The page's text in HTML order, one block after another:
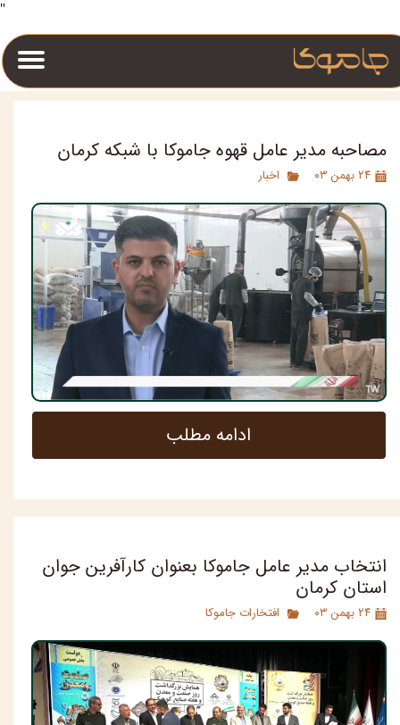
"
مصاحبه مدیر عامل قهوه جاموکا با شبکه کرمان
۲۴ بهمن ۰۳ اخبار
ادامه مطلب
انتخاب مدیر عامل جاموکا بعنوان کارآفرین جوان
استان کرمان
۲۴ بهمن ۰۳ افتخارات جاموکا